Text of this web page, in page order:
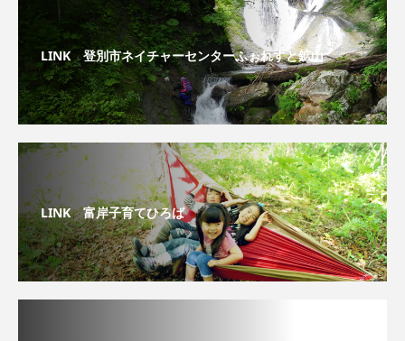
LINK 登別市ネイチャーセンターふぉれすと鉱山
LINK 富岸子育てひろば